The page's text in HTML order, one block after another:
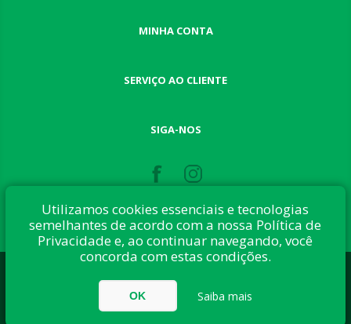
MINHA CONTA
SERVIÇO AO CLIENTE
SIGA-NOS
Desenvolvido com:nopCommerce
Direitos autorais © 2026 Button Shop. Todos direitos reservados.
Utilizamos cookies essenciais e tecnologias
semelhantes de acordo com a nossa Política de
Privacidade e, ao continuar navegando, você
concorda com estas condições.
OK Saiba mais